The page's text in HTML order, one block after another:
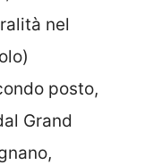
nel
posto,
Grand